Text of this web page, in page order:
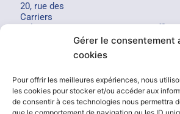
Gérer le consentement
cookies
Pour offrir les meilleures expériences, nous
les cookies pour stocker et/ou accéder aux
de consentir à ces technologies nous permettra
20, rue des
Carriers
Italiens
+33 1 47
35 07 63
© 2024 TCN by Rubrik C – tous droits
de ventes–Mentions